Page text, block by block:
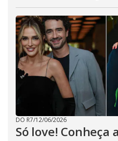
DO R7/12/06/2026
Só love! Conheça